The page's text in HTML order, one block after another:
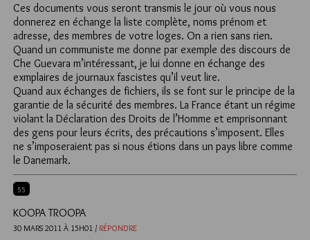
Ces documents vous seront transmis le jour où vous nous
donnerez en échange la liste complète, noms prénom et
adresse, des membres de votre loges. On a rien sans rien.
Quand un communiste me donne par exemple des discours de
Che Guevara m’intéressant, je lui donne en échange des
exmplaires de journaux fascistes qu’il veut lire.
Quand aux échanges de fichiers, ils se font sur le principe de la
garantie de la sécurité des membres. La France étant un régime
violant la Déclaration des Droits de l’Homme et emprisonnant
des gens pour leurs écrits, des précautions s’imposent. Elles
ne s’imposeraient pas si nous étions dans un pays libre comme
le Danemark.
55
KOOPA TROOPA
30 MARS 2011 À 15H01 / RÉPONDRE